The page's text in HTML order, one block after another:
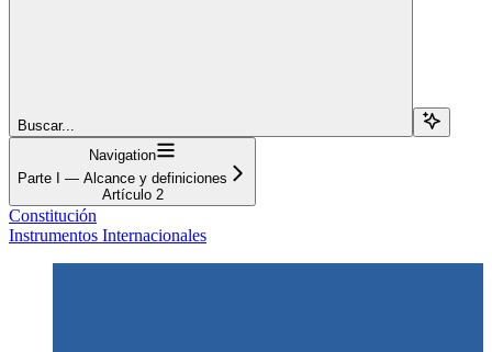
Buscar...
Navigation
Parte I — Alcance y definiciones
Artículo 2
Constitución
Instrumentos Internacionales